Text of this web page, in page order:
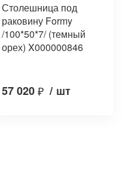
Столешница под
раковину Formy
/100*50*7/ (темный
орех) X000000846
57 020₽ / шт